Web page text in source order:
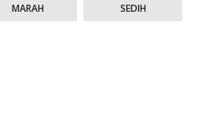
MARAH SEDIH